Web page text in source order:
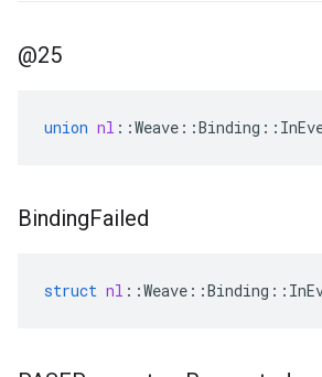
@25
union nl ::Weave ::Binding ::
BindingFailed
struct nl ::Weave ::Binding ::